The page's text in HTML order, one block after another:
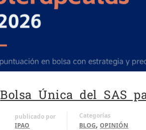
Bolsa Única del SAS
publicado por
IPAO
Categorías
BLOG,OPINIÓN